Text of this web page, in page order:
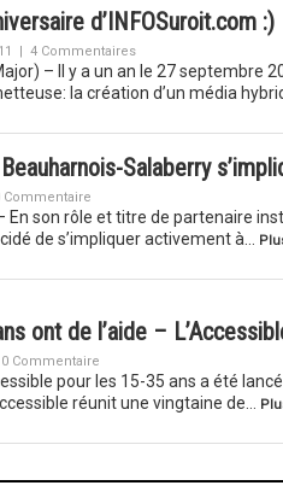
d’INFOSuroit.com :)
| 4 Commentaires
– Il y a un an le 27 septembre
la création d’un média
Salaberry
Commentaire
En son rôle et titre de partenaire
de s’impliquer activement à…
ont de l’aide –
0 Commentaire
pour les 15-35 ans a été
réunit une vingtaine de…